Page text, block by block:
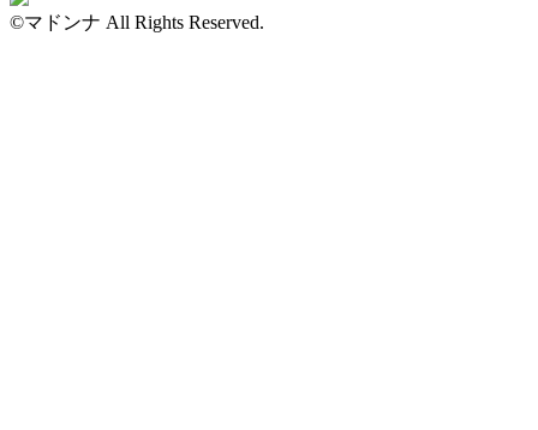
©マドンナ All Rights Reserved.